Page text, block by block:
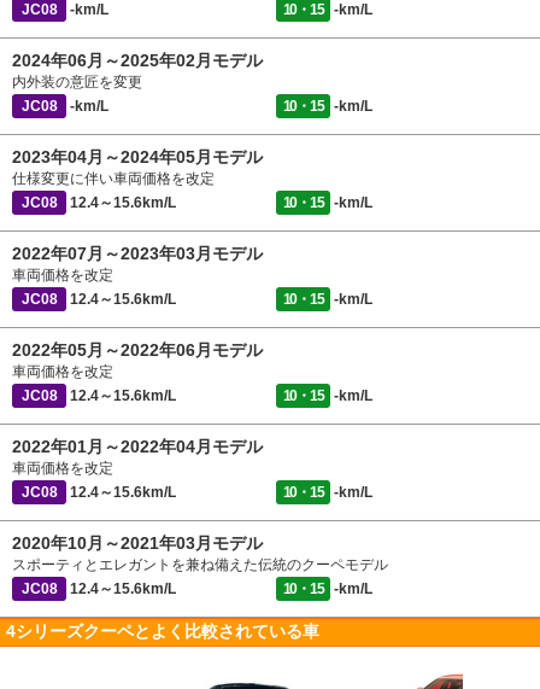
JC08
-km/L 10・15 -km/L
2024年06月～2025年02月モデル
内外装の意匠を変更
JC08
-km/L 10・15 -km/L
2023年04月～2024年05月モデル
仕様変更に伴い車両価格を改定
JC08
12.4～15.6km/L 10・15 -km/L
2022年07月～2023年03月モデル
車両価格を改定
JC08
12.4～15.6km/L 10・15 -km/L
2022年05月～2022年06月モデル
車両価格を改定
JC08
12.4～15.6km/L 10・15 -km/L
2022年01月～2022年04月モデル
車両価格を改定
JC08
12.4～15.6km/L 10・15 -km/L
2020年10月～2021年03月モデル
スポーティとエレガントを兼ね備えた伝統のクーペモデル
JC08
12.4～15.6km/L 10・15 -km/L
4シリーズクーペとよく比較されている車